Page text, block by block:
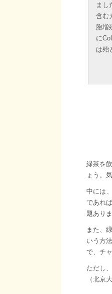
まし
含む
胞増
に
は殆
緑茶を
ょう。
中には
であれ
題あり
また、
いう方
で、チ
ただし
（北京